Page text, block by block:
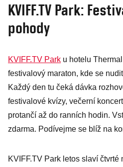
KVIFF.TV Park:
pohody
KVIFF.TV Park u hotelu
festivalový maraton, kde se
Každý den tu čeká dávka
festivalové kvízy, večerní
protančí až do ranních hodin.
zdarma. Podívejme se blíž na
KVIFF.TV Park letos slaví čtvrté